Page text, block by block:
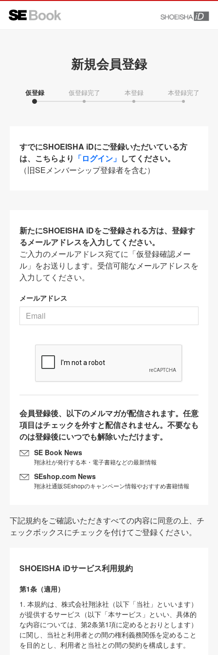
新規会員登録
仮登録 仮登録完了 本登録 本登録完了
すでにSHOEISHA iDにご登録いただいている方
は、こちらより 「ログイン」 してください。
（旧SEメンバーシップ登録者を含む）
新たにSHOEISHA iDをご登録される方は、登録す
るメールアドレスを入力してください。
ご入力のメールアドレス宛てに「仮登録確認メー
ル」をお送りします。受信可能なメールアドレスを
入力してください。
メールアドレス
会員登録後、以下のメルマガが配信されます。任意
項目はチェックを外すと配信されません。不要なも
のは登録後にいつでも解除いただけます。
SE Book News
翔泳社が発行する本・電子書籍などの最新情報
SEshop.com News
翔泳社通販SEshopのキャンペーン情報やおすすめ書籍情報
下記規約をご確認いただきすべての内容に同意の上、チ
ェックボックスにチェックを付けてご登録ください。
SHOEISHA iDサービス利用規約
第1条（適用）
1. 本規約は、株式会社翔泳社（以下「当社」といいます）
が提供するサービス（以下「本サービス」といい、具体的
な内容については、第2条第1項に定めるとおりとします）
に関し、当社と利用者との間の権利義務関係を定めること
を目的とし、利用者と当社との間の契約を構成します。